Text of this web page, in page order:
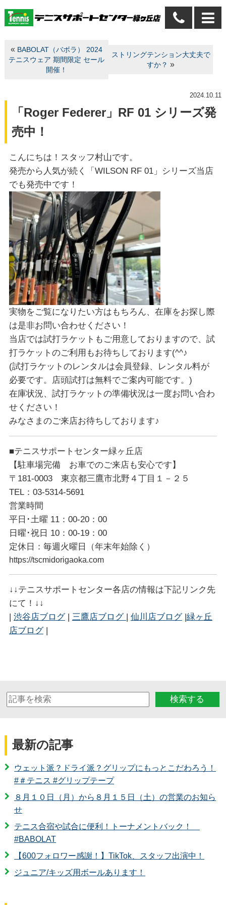
« BABOLAT（バボラ） 2024
テニスウェア 期間限定 セール
開催！
ストリングテンション大丈夫で
すか？ »
2024.10.11
「Roger Federer」RF 01 シリーズ発
売中！
こんにちは！スタッフ村山です。
発売から人気が続く「WILSON RF 01」シリーズ当店
でも発売中です！
実物をご覧になりたい方はもちろん、在庫をお探し際
は是非お問い合わせください！
当店では試打ラケットもご用意しておりますので、試
打ラケットのご利用もお待ちしております(^^♪
(試打ラケットのレンタルは会員登録、レンタル料が
必要です。店頭試打は無料でご案内可能です。)
在庫状況、試打ラケットの準備状況は一度お問い合わ
せください！
みなさまのご来店お待ちしております♪
■テニスサポートセンター緑ヶ丘店
【駐車場完備 お車でのご来店も安心です】
〒181-0003 東京都三鷹市北野４丁目１－２５
TEL：03-5314-5691
営業時間
平日･土曜 11：00-20：00
日曜･祝日 10：00-19：00
定休日：毎週火曜日（年末年始除く）
https://tscmidorigaoka.com
↓↓テニスサポートセンター各店の情報は下記リンク先
にて！ ↓↓
| 渋谷店ブログ| 三鷹店ブログ | 仙川店ブログ|緑ヶ丘
店ブログ|
検索する
最新の記事
ウェット派？ドライ派？グリップにもっとこだわろう！
#＃テニス #グリップテープ
８月１０日（月）から８月１５日（土）の営業のお知ら
せ
テニス合宿や試合に便利！トーナメントバック！
#BABOLAT
【600フォロワー感謝！】TikTok、スタッフ出演中！
ジュニア/キッズ用ボールあります！